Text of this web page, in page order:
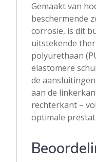
Gemaakt van
beschermende
corrosie, is dit
uitstekende
polyurethaan
elastomere
de
aan de
rechterkant –
optimale